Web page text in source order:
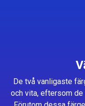
De två vanligaste
och vita, eftersom